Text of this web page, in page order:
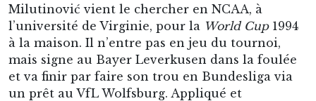
Milutinović vient le chercher en NCAA, à
l’université de Virginie, pour la World Cup1994
à la maison. Il n’entre pas en jeu du tournoi,
mais signe au Bayer Leverkusen dans la foulée
et va finir par faire son trou en Bundesliga via
un prêt au VfL Wolfsburg. Appliqué et